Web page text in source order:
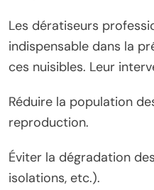
Les dératiseurs
indispensable dans la
ces nuisibles. Leur
Réduire la population
reproduction.
Éviter la dégradation
isolations, etc.).